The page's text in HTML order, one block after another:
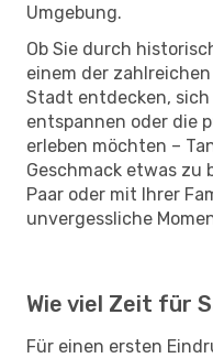
Umgebung.
Ob Sie durch
einem der
Stadt entdecken, sich
entspannen oder die
erleben möchten –
Geschmack etwas zu
Paar oder mit Ihrer
unvergessliche
Wie viel Zeit für
Für einen ersten